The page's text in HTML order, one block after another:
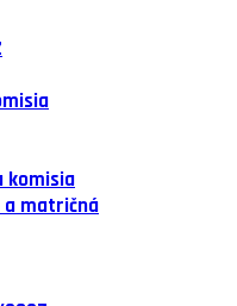
komisia
a matričná